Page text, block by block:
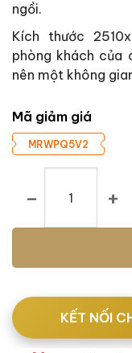
ngồi.
Kích thước
phòng khách
nên một không
Mã giảm giá
MRWPQ5V2
Sofa Da Có Chỉnh
KẾT NỐI